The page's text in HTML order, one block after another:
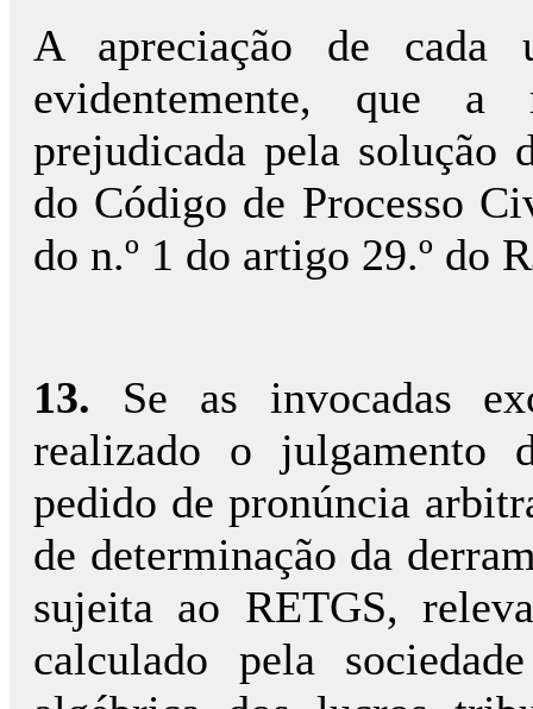
A apreciação de cada
evidentemente, que a
prejudicada pela solução
do Código de Processo
do n.º 1 do artigo 29.º do
13. Se as invocadas
realizado o julgamento
pedido de pronúncia
de determinação da
sujeita ao RETGS,
calculado pela